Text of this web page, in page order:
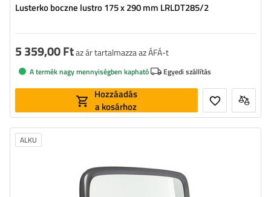
Lusterko boczne lustro 175 x 290 mm LRLDT285/2
5 359,00 Ftaz ár tartalmazza az ÁFÁ-t
A termék nagy mennyiségben kapható Egyedi szállítás
Hozzáadás
a kosárhoz
ALKU